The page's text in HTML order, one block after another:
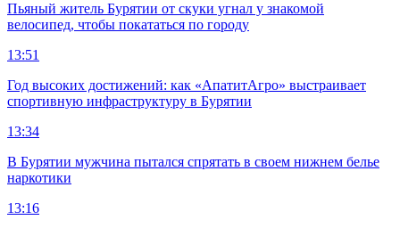
Пьяный житель Бурятии от скуки угнал у знакомой
велосипед, чтобы покататься по городу
13:51
Год высоких достижений: как «АпатитАгро» выстраивает
спортивную инфраструктуру в Бурятии
13:34
В Бурятии мужчина пытался спрятать в своем нижнем белье
наркотики
13:16